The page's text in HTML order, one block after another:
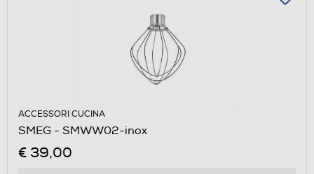
ACCESSORI CUCINA
SMEG - SMWW02-inox
€ 39,00